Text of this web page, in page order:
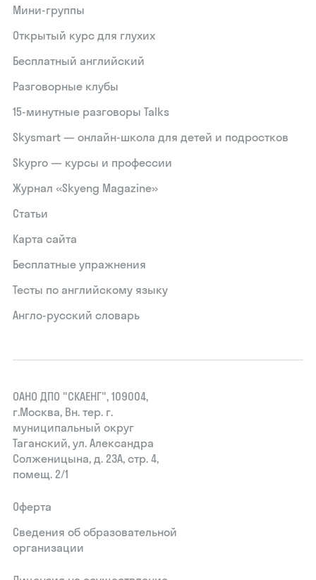
Мини-группы
Открытый курс для глухих
Бесплатный английский
Разговорные клубы
15‑минутные разговоры Talks
Skysmart — онлайн-школа для детей и подростков
Skypro — курсы и профессии
Журнал «Skyeng Magazine»
Статьи
Карта сайта
Бесплатные упражнения
Тесты по английскому языку
Англо-русский словарь
ОАНО ДПО "СКАЕНГ", 109004,
г.Москва, Вн. тер. г.
муниципальный округ
Таганский, ул. Александра
Солженицына, д. 23А, стр. 4,
помещ. 2/1
Оферта
Сведения об образовательной
организации